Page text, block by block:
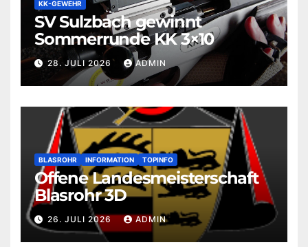
KK-GEWEHR
SV Sulzbach gewinnt
Sommerrunde KK 3×10
28. JULI 2026 ADMIN
BLASROHR INFORMATION TOPINFO
Offene Landesmeisterschaft
Blasrohr 3D
26. JULI 2026 ADMIN